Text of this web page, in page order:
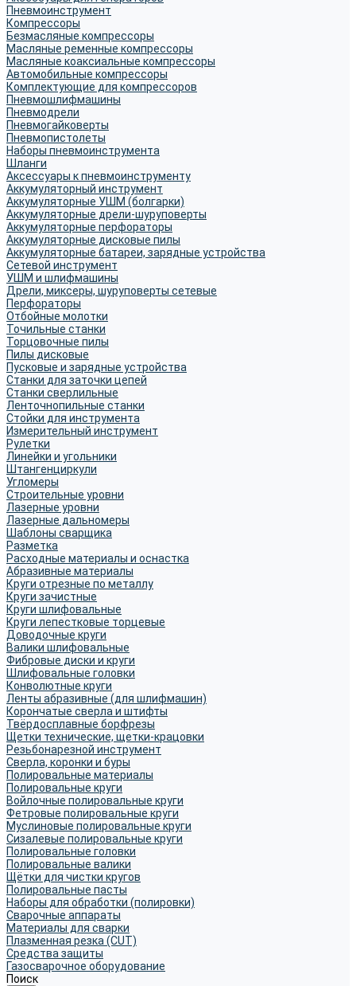
Пневмоинструмент
Компрессоры
Безмасляные компрессоры
Масляные ременные компрессоры
Масляные коаксиальные компрессоры
Автомобильные компрессоры
Комплектующие для компрессоров
Пневмошлифмашины
Пневмодрели
Пневмогайковерты
Пневмопистолеты
Наборы пневмоинструмента
Шланги
Аксессуары к пневмоинструменту
Аккумуляторный инструмент
Аккумуляторные УШМ (болгарки)
Аккумуляторные дрели-шуруповерты
Аккумуляторные перфораторы
Аккумуляторные дисковые пилы
Аккумуляторные батареи, зарядные устройства
Сетевой инструмент
УШМ и шлифмашины
Дрели, миксеры, шуруповерты сетевые
Перфораторы
Отбойные молотки
Точильные станки
Торцовочные пилы
Пилы дисковые
Пусковые и зарядные устройства
Станки для заточки цепей
Станки сверлильные
Ленточнопильные станки
Стойки для инструмента
Измерительный инструмент
Рулетки
Линейки и угольники
Штангенциркули
Угломеры
Строительные уровни
Лазерные уровни
Лазерные дальномеры
Шаблоны сварщика
Разметка
Расходные материалы и оснастка
Абразивные материалы
Круги отрезные по металлу
Круги зачистные
Круги шлифовальные
Круги лепестковые торцевые
Доводочные круги
Валики шлифовальные
Фибровые диски и круги
Шлифовальные головки
Конволютные круги
Ленты абразивные (для шлифмашин)
Корончатые сверла и штифты
Твёрдосплавные борфрезы
Щетки технические, щетки-крацовки
Резьбонарезной инструмент
Сверла, коронки и буры
Полировальные материалы
Полировальные круги
Войлочные полировальные круги
Фетровые полировальные круги
Муслиновые полировальные круги
Cизалевые полировальные круги
Полировальные головки
Полировальные валики
Щётки для чистки кругов
Полировальные пасты
Наборы для обработки (полировки)
Сварочные аппараты
Материалы для сварки
Плазменная резка (CUT)
Средства защиты
Газосварочное оборудование
Поиск